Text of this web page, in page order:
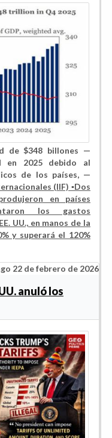
de $348 billones —
en 2025 debido al
de los países, —
(IIF) ▪️Dos
en países
los gastos
UU., en manos de la
y superará el 120%
22 de febrero de 2026
anuló los